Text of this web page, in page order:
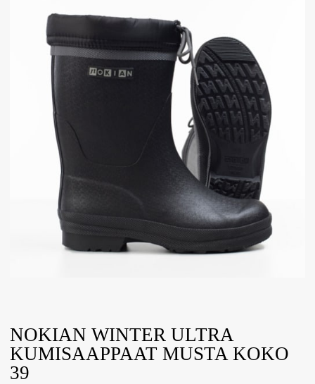
NOKIAN WINTER ULTRA
KUMISAAPPAAT MUSTA KOKO
39